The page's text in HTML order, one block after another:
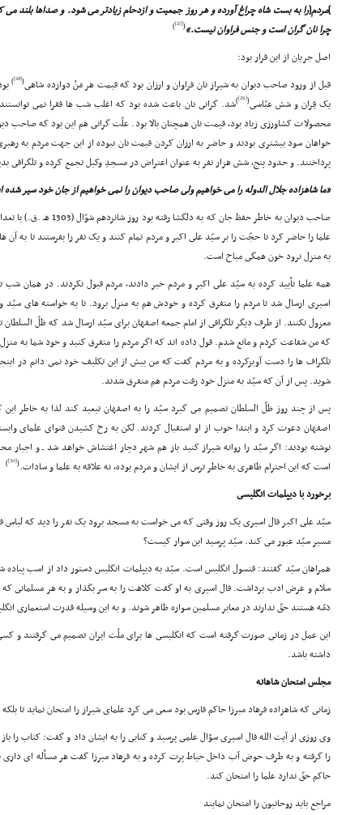
]مردم[را به بست شاه چراغ آورده و هر روز جمعیت و ازدحام زیادتر مى شود. و صداها بلند
چرا نان گران است و جنس فراوان نیست.»(
[27]
)
اصل جریان از این قرار بود:
قبل از ورود صاحب دیوان به شیراز نان فراوان و ارزان بود که قیمت هر مَنْ دوازده شاهى(
[28]
)
یک قِران و شش عبّاسى(
[29]
)شد. گرانى نان باعث شده بود که اغلب شب ها فقرا نمى
محصولات کشاورزى زیاد بود، قیمت نان همچنان بالا بود. علّت گرانى هم این بود که صاحب
خواهان سود بیشترى بودند و حاضر به ارزان کردن قیمت نان نبوده از این جهت مردم به
پرداختند. و حدود پنج، شش هزار نفر به عنوان اعتراض در مسجدِ وکیل تجمع کرده و تلگرافى
«ما شاهزاده جلال الدوله را مى خواهیم ولى صاحب دیوان را نمى خواهیم از جان خود سیر شده
صاحب دیوان به خاطر حفظ جان
علما را حاضر کرد تا حجّت را بر سیّد على اکبر و مردم تمام کنند و یک نفر را بفرستند تا به
به منزل نرود خون همگى مباح است.
همه علما تأیید کرده به سیّد على اکبر و مردم خبر دادند، مردم قبول نکردند. در همان شب
اسیرى ارسال شد تا مردم را متفرق کرده و خودش هم به منزل برود. تا به خواسته هاى سیّد
معزول نکنند. از طرف دیگر تلگرافى از امام جمعه اصفهان براى سیّد ارسال شد که ظلّ السلطان
که من شفاعت کردم و مانع شدم. قول داده اند که اگر مردم را متفرق کنید و خود شما به منزل
تلگراف ها را دست آویزکرده و به مردم گفت که من بیش از این تکلیف خود نمى دانم در
شوید. پس از آن که سیّد به منزل خود رفت مردم هم متفرق شدند.
پس از چند روز ظلّ السلطان تصمیم مى گیرد سیّد را به اصفهان تبعید کند لذا به خاطر این
اصفهان دعوت کرد و ابتدا خوب از او استقبال کردند. لکن به رخ کشیدن فتواى علماى
نوشته بودند: اگر سیّد را روانه شیراز کنید باز هم شهر دچار اغتشاش خواهد شد ـ و اجبار
است که این احترام ظاهرى به خاطر ترس از ایشان و مردم بوده، نه علاقه به علما و سادات.(
[30]
)
برخورد با دیپلمات انگلیسى
سیّد على اکبر فال اسیرى یک روز وقتى که مى خواست به مسجد برود یک نفر را دید که لباس
مسیر سیّد عبور مى کند. سیّد پرسید این سوار کیست؟
همراهان سیّد گفتند: قنسول انگلیس است. سیّد به دیپلمات انگلیس دستور داد از اسب
سلام و عرض ادب برداشت. فال اسیرى به او گفت کلاهت را به سر بگذار و به هر مسلمانى
ذمّه هستند حقّ ندارند در معابر مسلمین سواره ظاهر شوند. و به این وسیله قدرت استعمارى
این عمل در زمانى صورت گرفته است که انگلیسى ها براى ملّت ایران تصمیم مى گرفتند و
داشته باشد.
مجلس امتحان شاهانه
زمانى که شاهزاده فرهاد میرزا حاکم فارس بود سعى مى کرد علماى شیراز را امتحان نماید تا
وى روزى از آیت الله فال اسیرى سؤال علمى پرسید و کتابى را به ایشان داد و گفت: کتاب را
را گرفته و به طرف حوض آب داخل حیاط پرت کرده و به فرهاد میرزا گفت هر مسأله اى
حاکم حقّ ندارد علما را امتحان کند.
مراجع باید روحانیون را امتحان نمایند